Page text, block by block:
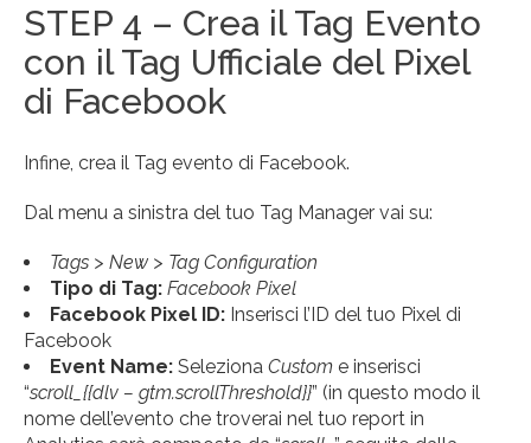
STEP 4 – Crea il Tag Evento
con il Tag Ufficiale del Pixel
di Facebook
Infine, crea il Tag evento di Facebook.
Dal menu a sinistra del tuo Tag Manager vai su:
Tags > New > Tag Configuration
Tipo di Tag: Facebook Pixel
Facebook Pixel ID: Inserisci l’ID del tuo Pixel di
Facebook
Event Name: Seleziona Custom e inserisci
“scroll_{{dlv – gtm.scrollThreshold}}” (in questo modo il
nome dell’evento che troverai nel tuo report in